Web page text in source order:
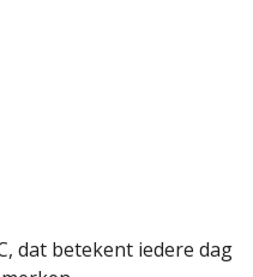
dat betekent iedere dag